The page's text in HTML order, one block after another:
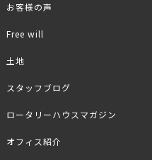
お客様の声
Free will
土地
スタッフブログ
ロータリーハウスマガジン
オフィス紹介